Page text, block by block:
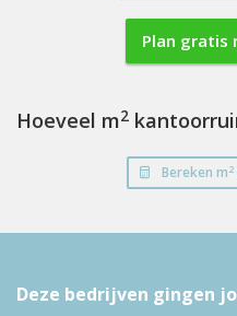
Plan gratis
Hoeveel m2
Bereken m2
Deze bedrijven gingen